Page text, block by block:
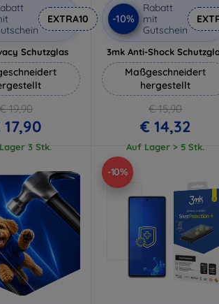
EXTRA10
Schutzglas
€ 19,90
3 Stk.
-10%
Rabatt
mit
Gutschein
3mk Anti-Shock
Maßgeschneidert
hergestellt
€ 15,90
€ 14,32
Auf Lager > 5 Stk.
-10%